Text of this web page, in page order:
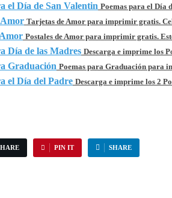
el Día de San Valentin Poemas para el Día
Tarjetas de Amor para imprimir gratis.
Postales de Amor para imprimir gratis.
Día de las Madres Descarga e imprime los
Graduación Poemas para Graduación para
el Día del Padre Descarga e imprime los 2
PIN IT SHARE